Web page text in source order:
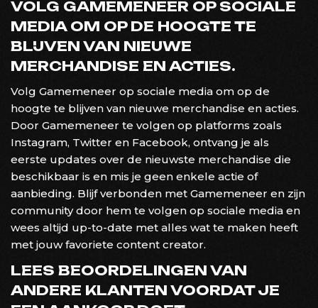
VOLG GAMEMENEER OP SOCIALE
MEDIA OM OP DE HOOGTE TE
BLIJVEN VAN NIEUWE
MERCHANDISE EN ACTIES.
Volg Gamemeneer op sociale media om op de
hoogte te blijven van nieuwe merchandise en acties.
Door Gamemeneer te volgen op platforms zoals
Instagram, Twitter en Facebook, ontvang je als
eerste updates over de nieuwste merchandise die
beschikbaar is en mis je geen enkele actie of
aanbieding. Blijf verbonden met Gamemeneer en zijn
community door hem te volgen op sociale media en
wees altijd up-to-date met alles wat te maken heeft
met jouw favoriete content creator.
LEES BEOORDELINGEN VAN
ANDERE KLANTEN VOORDAT JE